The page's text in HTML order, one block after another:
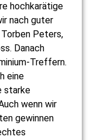
hochkarätige
nach guter
Peters,
Danach
Treffern.
eine
starke
wenn wir
gewinnen